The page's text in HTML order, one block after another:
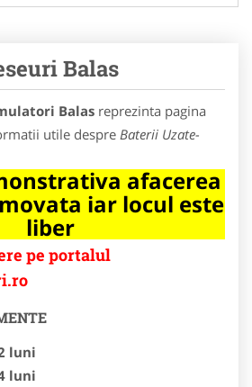
Balas
Balas reprezinta pagina
utile despre Baterii Uzate-
afacerea
iar locul este
liber
pe portalul
luni
luni